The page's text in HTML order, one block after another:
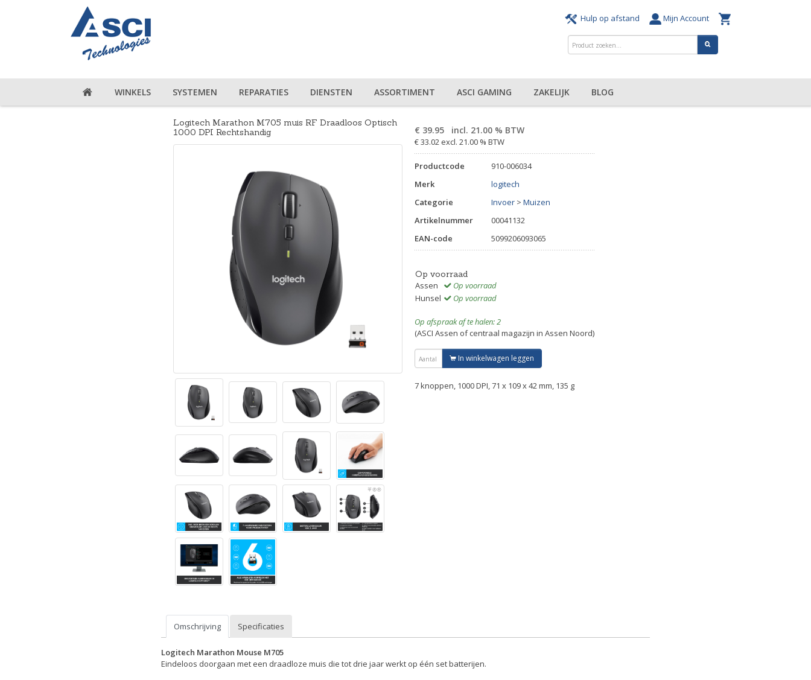
Hulp op afstand Mijn Account
WINKELS SYSTEMEN REPARATIES DIENSTEN ASSORTIMENT ASCI GAMING ZAKELIJK BLOG
Logitech Marathon M705 muis RF Draadloos Optisch
1000 DPI Rechtshandig
€ 39.95 incl. 21.00 % BTW
€ 33.02 excl. 21.00 % BTW
Productcode
910-006034
Merk
logitech
Categorie
Invoer > Muizen
Artikelnummer
00041132
EAN-code
5099206093065
Op voorraad
Assen
Op voorraad
Hunsel
Op voorraad
Op afspraak af te halen: 2
(ASCI Assen of centraal magazijn in Assen Noord)
In winkelwagen leggen
7 knoppen, 1000 DPI, 71 x 109 x 42 mm, 135 g
Omschrijving Specificaties
Logitech Marathon Mouse M705
Eindeloos doorgaan met een draadloze muis die tot drie jaar werkt op één set batterijen.